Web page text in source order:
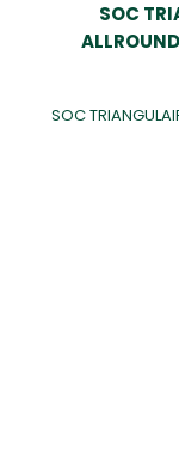
SOC
SOC